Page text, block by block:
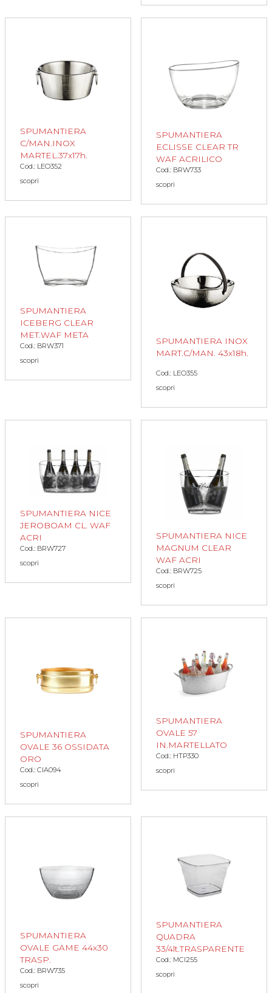
SPUMANTIERA
C/MAN.INOX
MARTEL.37x17h.
Cod.: LEO352
scopri
SPUMANTIERA
ECLISSE CLEAR TR
WAF ACRILICO
Cod.: BRW733
scopri
SPUMANTIERA
ICEBERG CLEAR
MET.WAF META
Cod.: BRW371
scopri
SPUMANTIERA INOX
MART.C/MAN. 43x18h.
Cod.: LEO355
scopri
SPUMANTIERA NICE
JEROBOAM CL. WAF
ACRI
Cod.: BRW727
scopri
SPUMANTIERA NICE
MAGNUM CLEAR
WAF ACRI
Cod.: BRW725
scopri
SPUMANTIERA
OVALE 36 OSSIDATA
ORO
Cod.: CIA094
scopri
SPUMANTIERA
OVALE 57
IN.MARTELLATO
Cod.: HTP330
scopri
SPUMANTIERA
OVALE GAME 44x30
TRASP.
Cod.: BRW735
scopri
SPUMANTIERA
QUADRA
33/4lt.TRASPARENTE
Cod.: MCI255
scopri